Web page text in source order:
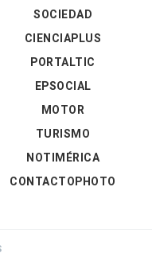
SOCIEDAD
CIENCIAPLUS
PORTALTIC
EPSOCIAL
MOTOR
TURISMO
NOTIMÉRICA
CONTACTOPHOTO